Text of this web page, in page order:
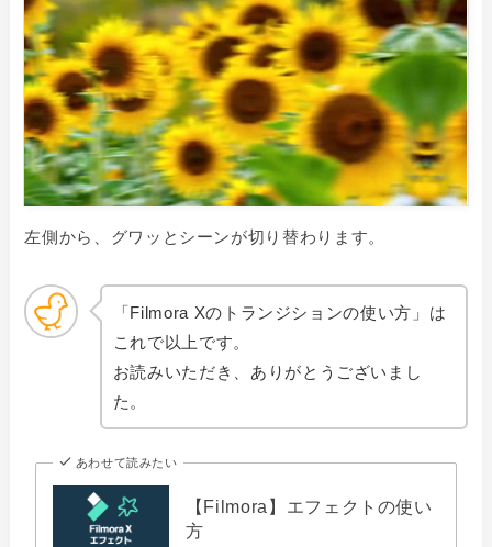
左側から、グワッとシーンが切り替わります。
「Filmora Xのトランジションの使い方」は
これで以上です。
お読みいただき、ありがとうございまし
た。
あわせて読みたい
【Filmora】エフェクトの使い
方